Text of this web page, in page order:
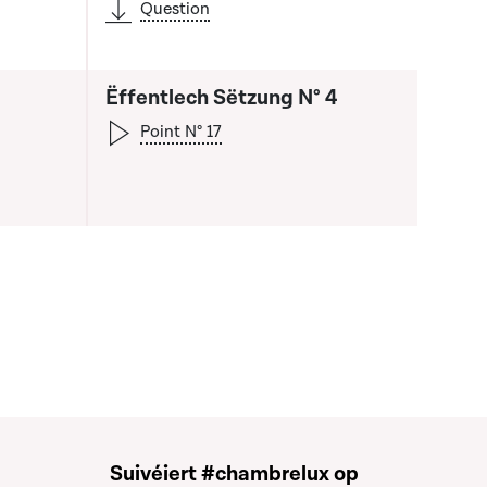
Question
liste qui précède
Ëffentlech Sëtzung N° 4
Point N° 17
Suivéiert #chambrelux op